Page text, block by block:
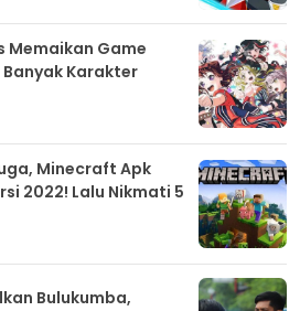
Memaikan Game
Banyak Karakter
Minecraft Apk
2022! Lalu Nikmati 5
Bulukumba,